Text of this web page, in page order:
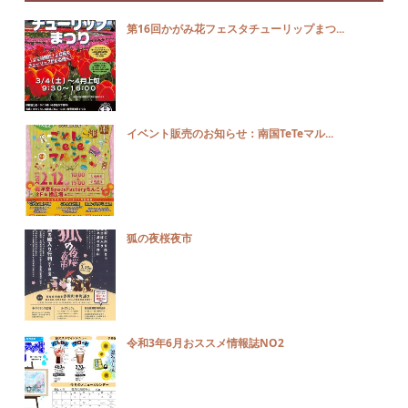
第16回かがみ花フェスタチューリップまつ...
イベント販売のお知らせ：南国TeTeマル...
狐の夜桜夜市
令和3年6月おススメ情報誌NO2